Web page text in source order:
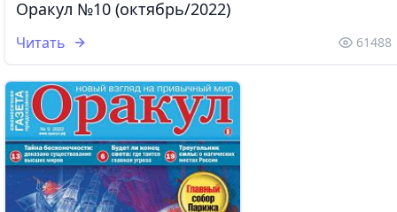
Оракул №10 (октябрь/2022)
Читать 61488